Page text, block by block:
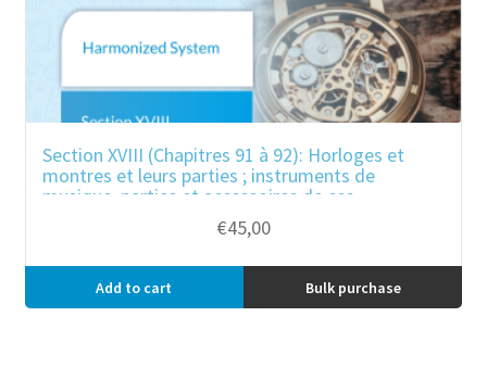
Section XVIII (Chapitres 91 à 92): Horloges et
montres et leurs parties ; instruments de
musique, parties et accessoires de ces
€45,00
Add to cart Bulk purchase